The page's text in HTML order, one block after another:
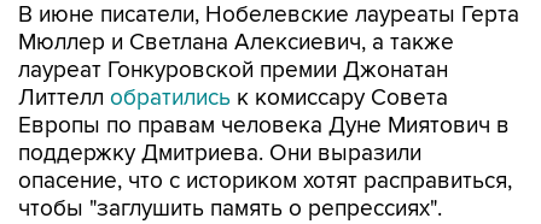
В июне писатели, Нобелевские лауреаты Герта
Мюллер и Светлана Алексиевич, а также
лауреат Гонкуровской премии Джонатан
Литтелл обратились к комиссару Совета
Европы по правам человека Дуне Миятович в
поддержку Дмитриева. Они выразили
опасение, что с историком хотят расправиться,
чтобы "заглушить память о репрессиях".